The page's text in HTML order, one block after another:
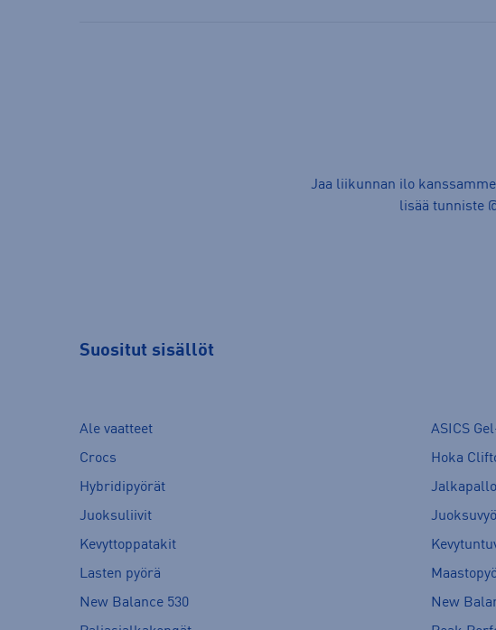
Jaa liikunnan ilo
lisää tunniste
Suositut sisällöt
Ale vaatteet ASICS
Crocs
Hoka
Hybridipyörät
Juoksuliivit
Kevyttoppatakit
Lasten pyörä
New Balance 530
New